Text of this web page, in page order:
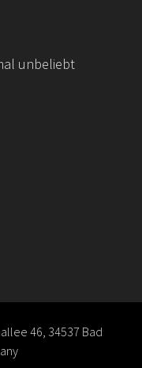
unbeliebt
46, 34537 Bad